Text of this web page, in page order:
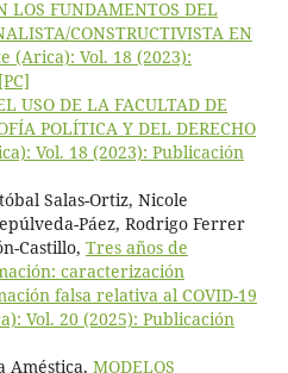
LOS FUNDAMENTOS DEL
CONSTRUCTIVISTA EN
(Arica): Vol. 18 (2023):
USO DE LA FACULTAD DE
POLÍTICA Y DEL DERECHO
Vol. 18 (2023): Publicación
Salas-Ortiz, Nicole
Páez, Rodrigo Ferrer
Castillo, Tres años de
caracterización
falsa relativa al COVID-19
Vol. 20 (2025): Publicación
Améstica, MODELOS